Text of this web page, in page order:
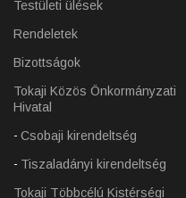
Testületi ülések
Rendeletek
Bizottságok
Tokaji Közös Önkormányzati
Hivatal
Csobaji kirendeltség
Tiszaladányi kirendeltség
Tokaji Többcélú Kistérségi